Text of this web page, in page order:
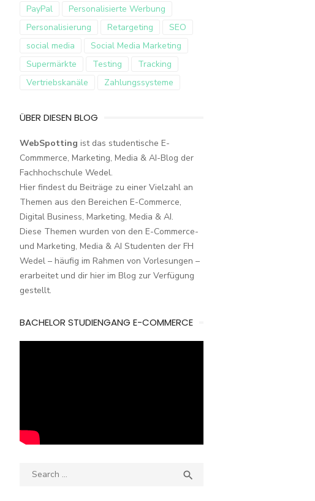
PayPal
Personalisierte Werbung
Personalisierung
Retargeting
SEO
social media
Social Media Marketing
Supermärkte
Testing
Tracking
Vertriebskanäle
Zahlungssysteme
ÜBER DIESEN BLOG
WebSpotting ist das studentische E-
Commmerce, Marketing, Media & AI-Blog der
Fachhochschule Wedel.
Hier findest du Beiträge zu einer Vielzahl an
Themen aus den Bereichen E-Commerce,
Digital Business, Marketing, Media & AI.
Diese Themen wurden von den E-Commerce-
und Marketing, Media & AI Studenten der FH
Wedel – häufig im Rahmen von Vorlesungen –
erarbeitet und dir hier im Blog zur Verfügung
gestellt.
BACHELOR STUDIENGANG E-COMMERCE
Search
